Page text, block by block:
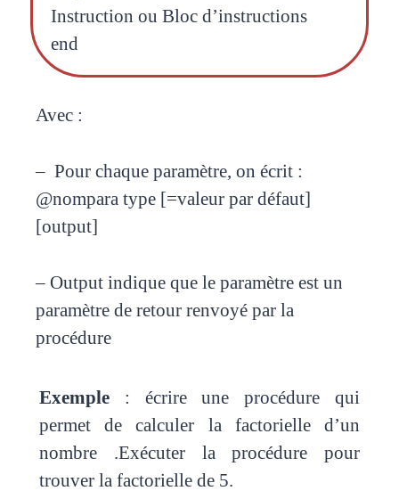
Instruction ou Bloc d’instructions
end
Avec :
– Pour chaque paramètre, on écrit :
@nompara type [=valeur par défaut]
[output]
– Output indique que le paramètre est un
paramètre de retour renvoyé par la
procédure
Exemple : écrire une procédure qui
permet de calculer la factorielle d’un
nombre .Exécuter la procédure pour
trouver la factorielle de 5.